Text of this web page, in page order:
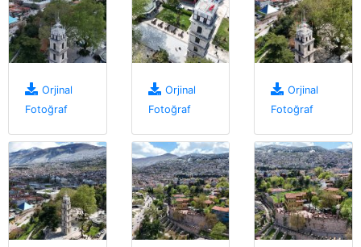
Orjinal
Fotoğraf
Orjinal
Fotoğraf
Orjinal
Fotoğraf